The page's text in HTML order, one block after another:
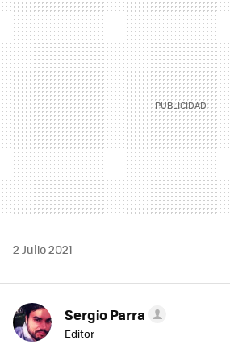
MAIL
2 Julio 2021
Sergio Parra
Editor